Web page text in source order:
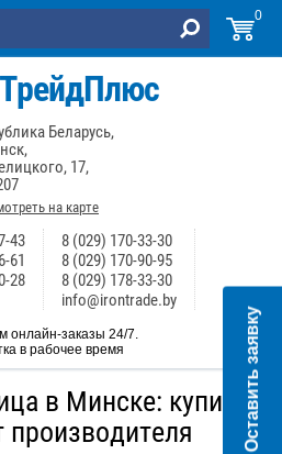
онлайн-заказы 24/7.
в рабочее время
Оставить заявку
Беларусь,
17,
на карте
43
61
28
8 (029) 170-33-30
8 (029) 170-90-95
8 (029) 178-33-30
info@irontrade.by
в Минске: купить
производителя
0